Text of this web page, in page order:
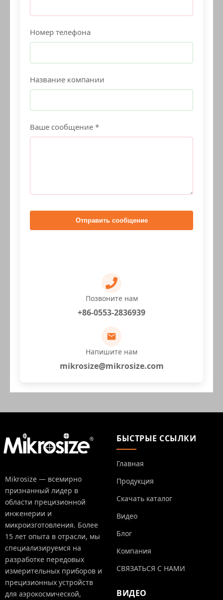
Номер телефона
Название компании
Ваше сообщение *
Отправить сообщение
Позвоните нам
+86-0553-2836939
Напишите нам
mikrosize@mikrosize.com
Mikrosize — всемирно
признанный лидер в
области прецизионной
инженерии и
микроизготовления. Более
15 лет опыта в отрасли, мы
специализируемся на
разработке передовых
измерительных приборов и
прецизионных устройств
для аэрокосмической,
БЫСТРЫЕ ССЫЛКИ
Главная
Продукция
Скачать каталог
Видео
Блог
Компания
СВЯЗАТЬСЯ С НАМИ
ВИДЕО